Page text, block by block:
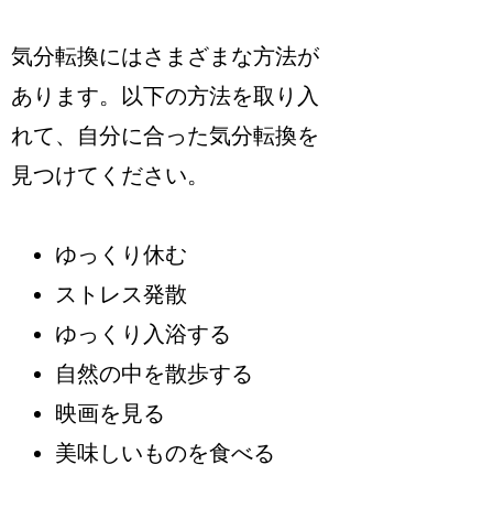
気分転換にはさまざまな方法が
あります。以下の方法を取り入
れて、自分に合った気分転換を
見つけてください。
ゆっくり休む
ストレス発散
ゆっくり入浴する
自然の中を散歩する
映画を見る
美味しいものを食べる